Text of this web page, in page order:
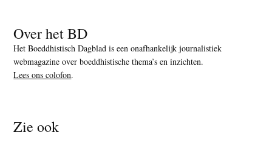
Over het BD
Het Boeddhistisch Dagblad is een onafhankelijk journalistiek
webmagazine over boeddhistische thema’s en inzichten.
Lees ons colofon.
Zie ook